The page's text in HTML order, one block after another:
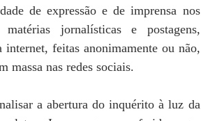
de expressão e de imprensa nos
jornalísticas e postagens,
feitas anonimamente ou não,
massa nas redes sociais.
a abertura do inquérito à luz da